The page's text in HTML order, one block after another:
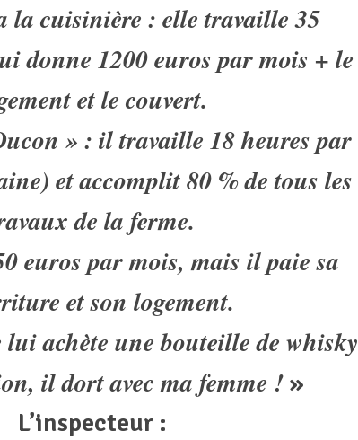
la cuisinière : elle travaille 35
donne 1200 euros par mois + le
et le couvert.
» : il travaille 18 heures par
et accomplit 80 % de tous les
de la ferme.
euros par mois, mais il paie sa
et son logement.
achète une bouteille de whisky
il dort avec ma femme !»
L’inspecteur :